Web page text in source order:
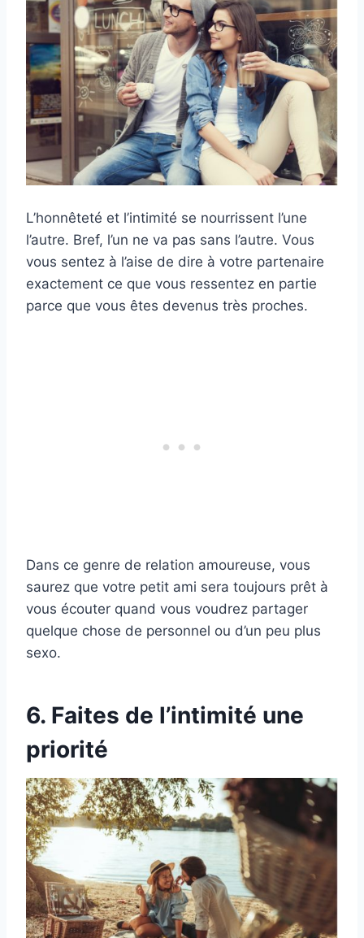
L’honnêteté et l’intimité se nourrissent l’une
l’autre. Bref, l’un ne va pas sans l’autre. Vous
vous sentez à l’aise de dire à votre partenaire
exactement ce que vous ressentez en partie
parce que vous êtes devenus très proches.
Dans ce genre de relation amoureuse, vous
saurez que votre petit ami sera toujours prêt à
vous écouter quand vous voudrez partager
quelque chose de personnel ou d’un peu plus
sexo.
6. Faites de l’intimité une
priorité